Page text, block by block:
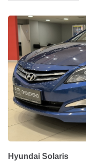
Hyundai Solaris